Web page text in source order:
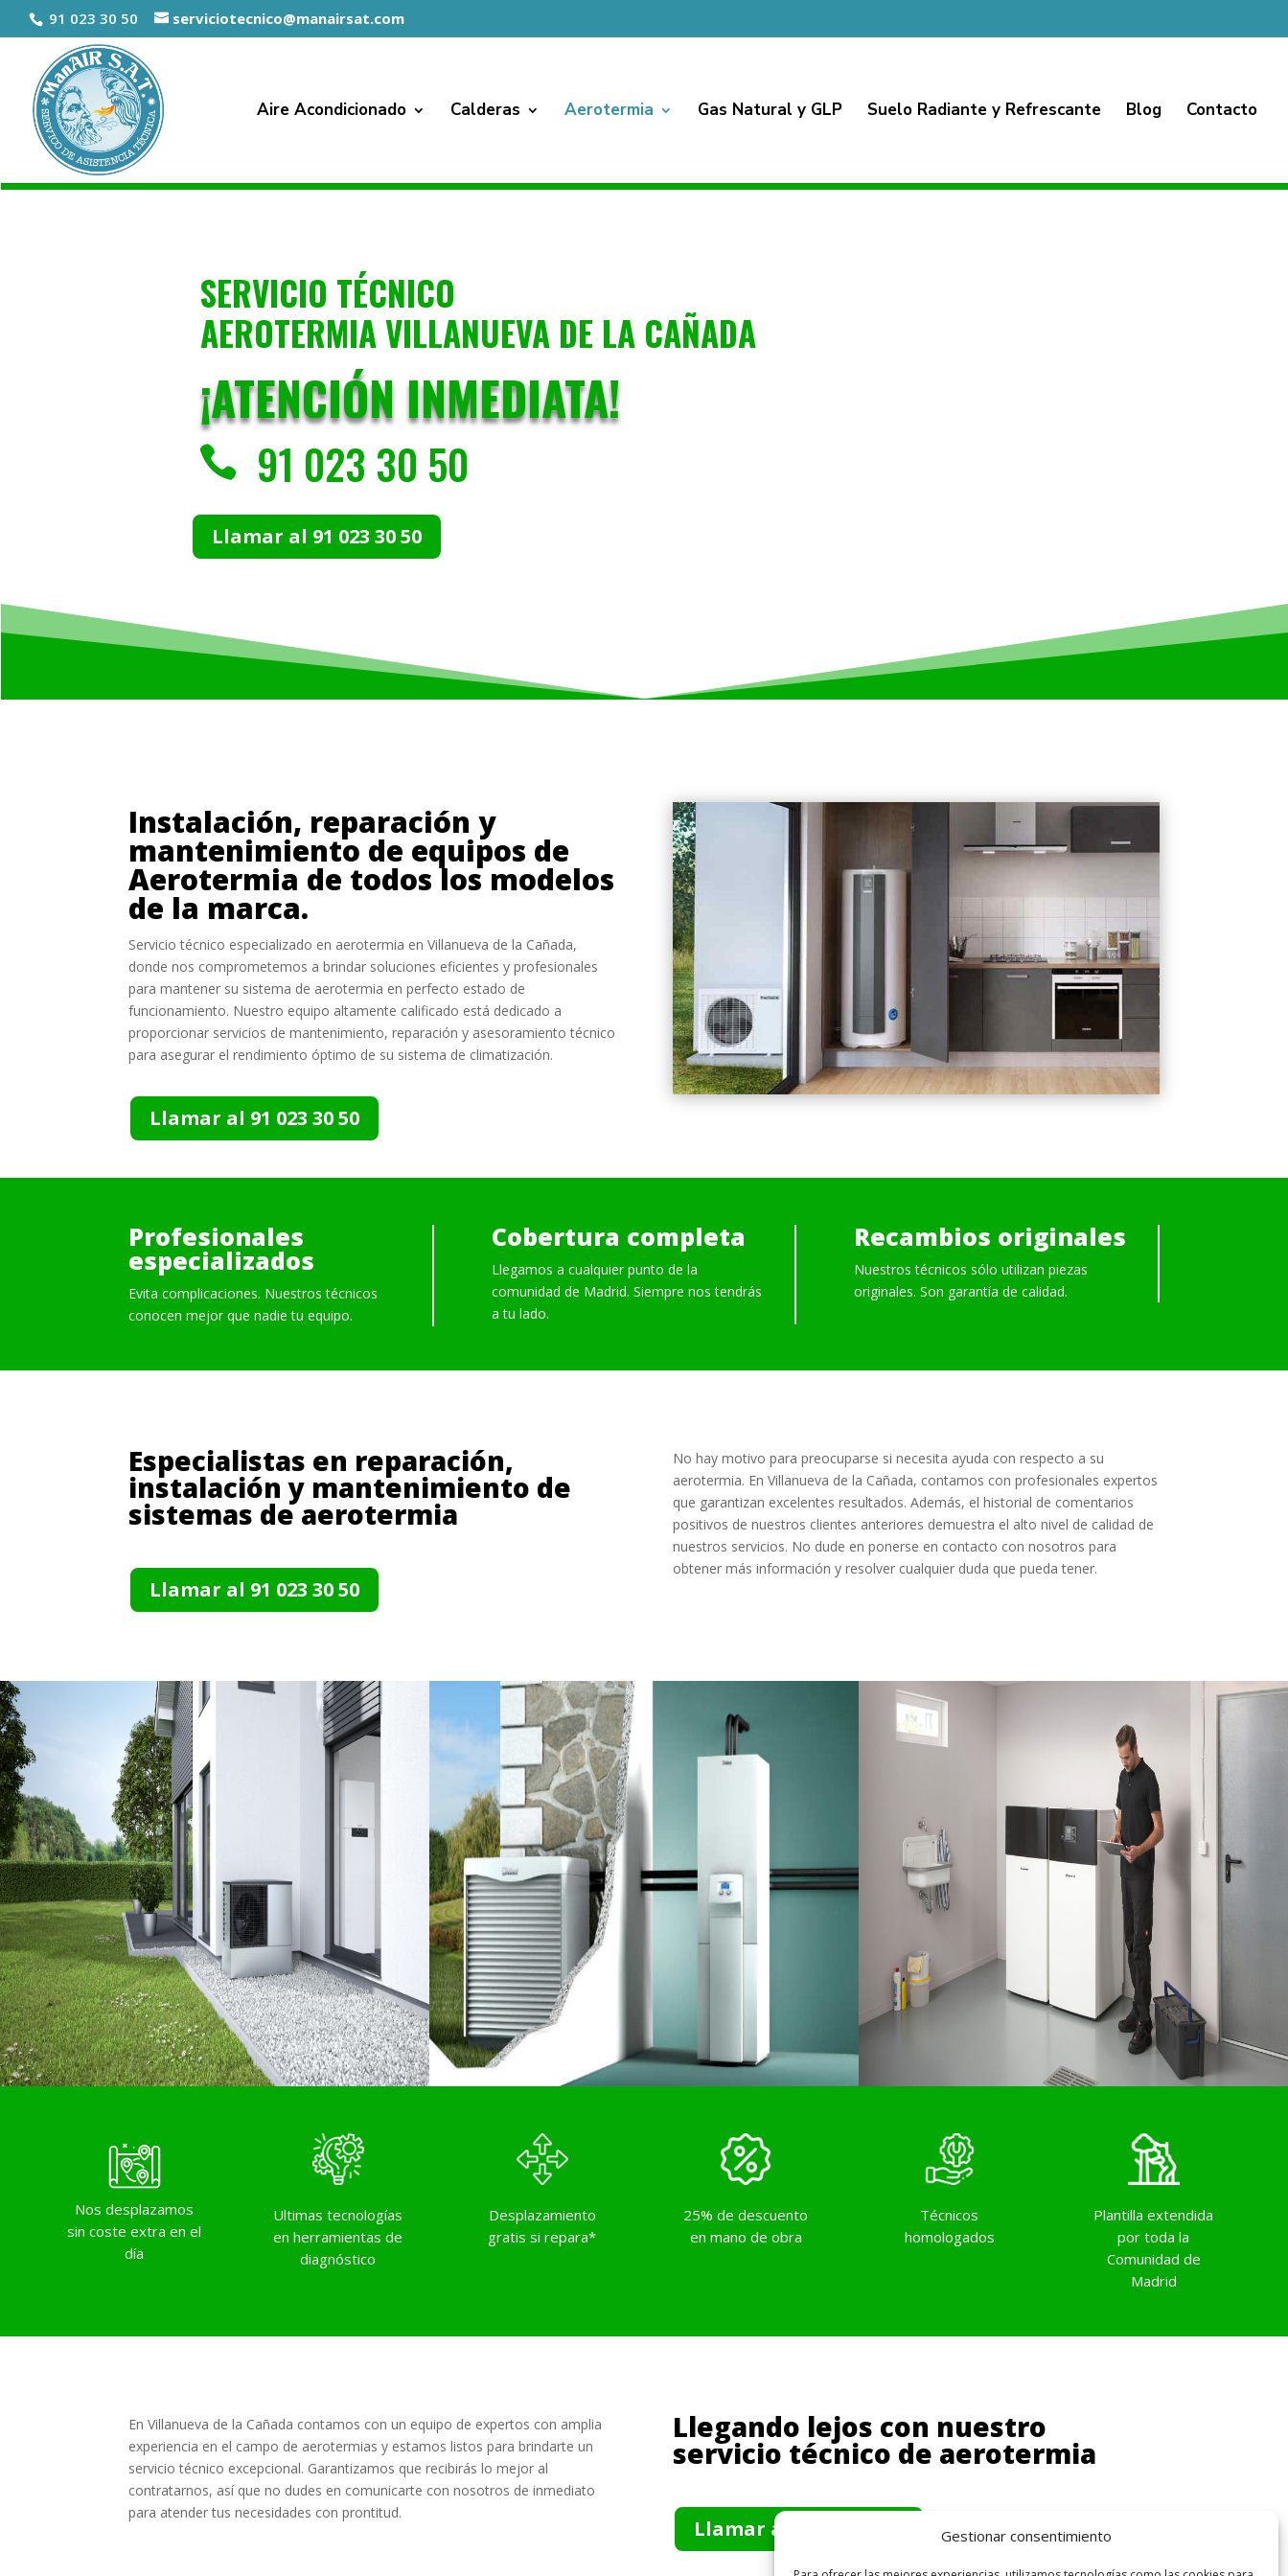
Gestionar consentimiento
91 023 30 50 serviciotecnico@manairsat.com
Aire Acondicionado Calderas Aerotermia Gas Natural y GLP Suelo Radiante y Refrescante Blog Contacto
SERVICIO TÉCNICO
AEROTERMIA VILLANUEVA DE LA CAÑADA
¡ATENCIÓN INMEDIATA!
 91 023 30 50
Llamar al 91 023 30 50
Instalación, reparación y
mantenimiento de equipos de
Aerotermia de todos los modelos
de la marca.
Servicio técnico especializado en aerotermia en Villanueva de la Cañada,
donde nos comprometemos a brindar soluciones eficientes y profesionales
para mantener su sistema de aerotermia en perfecto estado de
funcionamiento. Nuestro equipo altamente calificado está dedicado a
proporcionar servicios de mantenimiento, reparación y asesoramiento técnico
para asegurar el rendimiento óptimo de su sistema de climatización.
Llamar al 91 023 30 50
Profesionales
especializados
Evita complicaciones. Nuestros técnicos
conocen mejor que nadie tu equipo.
Cobertura completa
Llegamos a cualquier punto de la
comunidad de Madrid. Siempre nos tendrás
a tu lado.
Recambios originales
Nuestros técnicos sólo utilizan piezas
originales. Son garantía de calidad.
Especialistas en reparación,
instalación y mantenimiento de
sistemas de aerotermia
Llamar al 91 023 30 50
No hay motivo para preocuparse si necesita ayuda con respecto a su
aerotermia. En Villanueva de la Cañada, contamos con profesionales expertos
que garantizan excelentes resultados. Además, el historial de comentarios
positivos de nuestros clientes anteriores demuestra el alto nivel de calidad de
nuestros servicios. No dude en ponerse en contacto con nosotros para
obtener más información y resolver cualquier duda que pueda tener.
Nos desplazamos
sin coste extra en el
día
Ultimas tecnologías
en herramientas de
diagnóstico
Desplazamiento
gratis si repara*
25% de descuento
en mano de obra
Técnicos
homologados
Plantilla extendida
por toda la
Comunidad de
Madrid
En Villanueva de la Cañada contamos con un equipo de expertos con amplia
experiencia en el campo de aerotermias y estamos listos para brindarte un
servicio técnico excepcional. Garantizamos que recibirás lo mejor al
contratarnos, así que no dudes en comunicarte con nosotros de inmediato
para atender tus necesidades con prontitud.
Llegando lejos con nuestro
servicio técnico de aerotermia
Llamar al 91 023 30 50